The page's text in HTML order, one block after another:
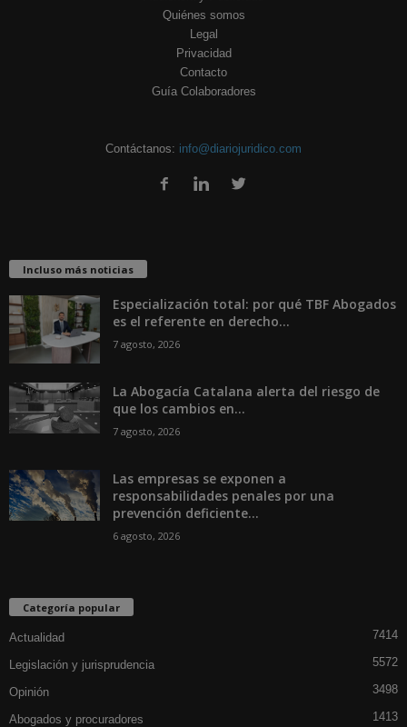
Quiénes somos
Legal
Privacidad
Contacto
Guía Colaboradores
Contáctanos: info@diariojuridico.com
Incluso más noticias
Especialización total: por qué TBF Abogados
es el referente en derecho...
7 agosto, 2026
La Abogacía Catalana alerta del riesgo de
que los cambios en...
7 agosto, 2026
Las empresas se exponen a
responsabilidades penales por una
prevención deficiente...
6 agosto, 2026
Categoría popular
Actualidad 7414
Legislación y jurisprudencia 5572
Opinión 3498
Abogados y procuradores 1413